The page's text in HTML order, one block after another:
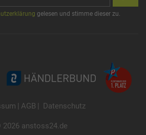
gelesen und stimme dieser zu.
| AGB | Datenschutz
2026 anstoss24.de